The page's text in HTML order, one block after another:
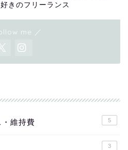
きのフリーランス
me ／
維持費 5
3